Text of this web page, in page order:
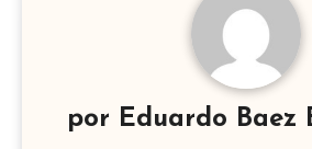
por Eduardo Baez